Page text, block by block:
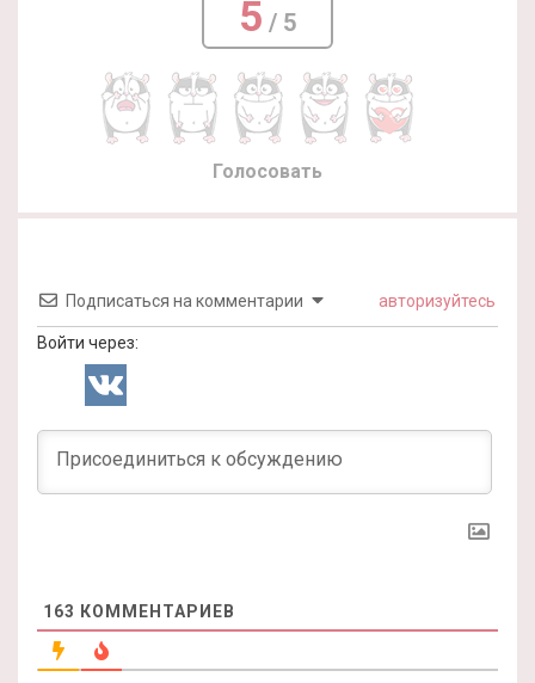
5 / 5
Голосовать
Подписаться на комментарии авторизуйтесь
Войти через:
163 КОММЕНТАРИЕВ